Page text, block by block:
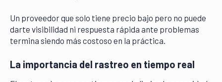
Un proveedor que solo tiene precio bajo pero no puede
darte visibilidad ni respuesta rápida ante problemas
termina siendo más costoso en la práctica.
La importancia del rastreo en tiempo real